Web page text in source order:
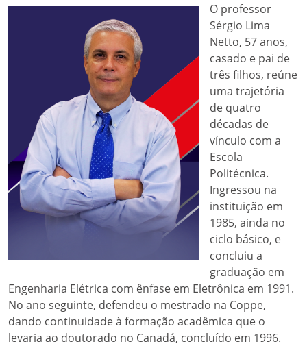
O professor
Sérgio Lima
Netto, 57 anos,
casado e pai de
três filhos, reúne
uma trajetória
de quatro
décadas de
vínculo com a
Escola
Politécnica.
Ingressou na
instituição em
1985, ainda no
ciclo básico, e
concluiu a
graduação em
Engenharia Elétrica com ênfase em Eletrônica em 1991.
No ano seguinte, defendeu o mestrado na Coppe,
dando continuidade à formação acadêmica que o
levaria ao doutorado no Canadá, concluído em 1996.